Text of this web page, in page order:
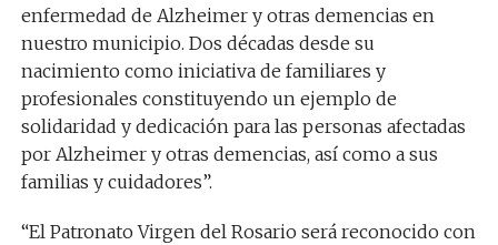
enfermedad de Alzheimer y otras demencias en
nuestro municipio. Dos décadas desde su
nacimiento como iniciativa de familiares y
profesionales constituyendo un ejemplo de
solidaridad y dedicación para las personas afectadas
por Alzheimer y otras demencias, así como a sus
familias y cuidadores”.
“El Patronato Virgen del Rosario será reconocido con